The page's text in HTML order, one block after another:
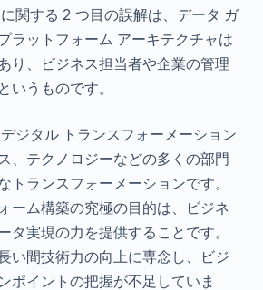
関する 2 つ目の誤解は、データ ガ
ラットフォーム アーキテクチャは
り、ビジネス担当者や企業の管理
いうものです。
ジタル トランスフォーメーション
、テクノロジーなどの多くの部門
トランスフォーメーションです。
ーム構築の究極の目的は、ビジネ
タ実現の力を提供することです。
い間技術力の向上に専念し、ビジ
ポイントの把握が不足していま